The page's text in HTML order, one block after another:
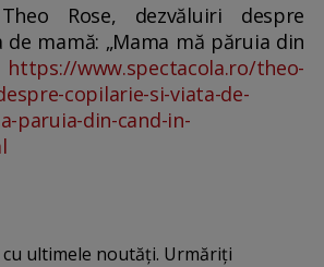
Rose, dezvăluiri despre
mamă: „Mama mă păruia din
https://www.spectacola.ro/theo-
copilarie-si-viata-de-
paruia-din-cand-in-
ultimele noutăți. Urmăriți